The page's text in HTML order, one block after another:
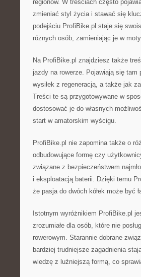
regionów. W treściach często
zmieniać styl życia i stawać się
podejściu ProfiBike.pl staje się
różnych osób, zamieniając je w
Na ProfiBike.pl znajdziesz także
jazdy na rowerze. Pojawiają się tam
wysiłek z regeneracją, a także jak
Treści te są przygotowywane w
dostosować je do własnych
start w amatorskim wyścigu.
ProfiBike.pl nie zapomina także o
odbudowujące formę czy
związane z bezpieczeństwem
i eksploatacją baterii. Dzięki temu
że pasja do dwóch kółek może być
Istotnym wyróżnikiem ProfiBike.pl
zrozumiałe dla osób, które nie
rowerowym. Starannie dobrane
bardziej trudniejsze zagadnienia
wiedzę z luźniejszą formą, co